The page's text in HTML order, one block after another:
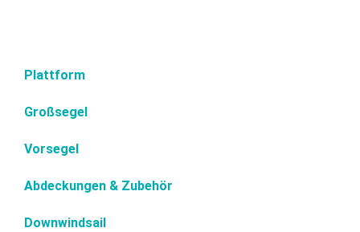
Plattform
Großsegel
Vorsegel
Abdeckungen & Zubehör
Downwindsail